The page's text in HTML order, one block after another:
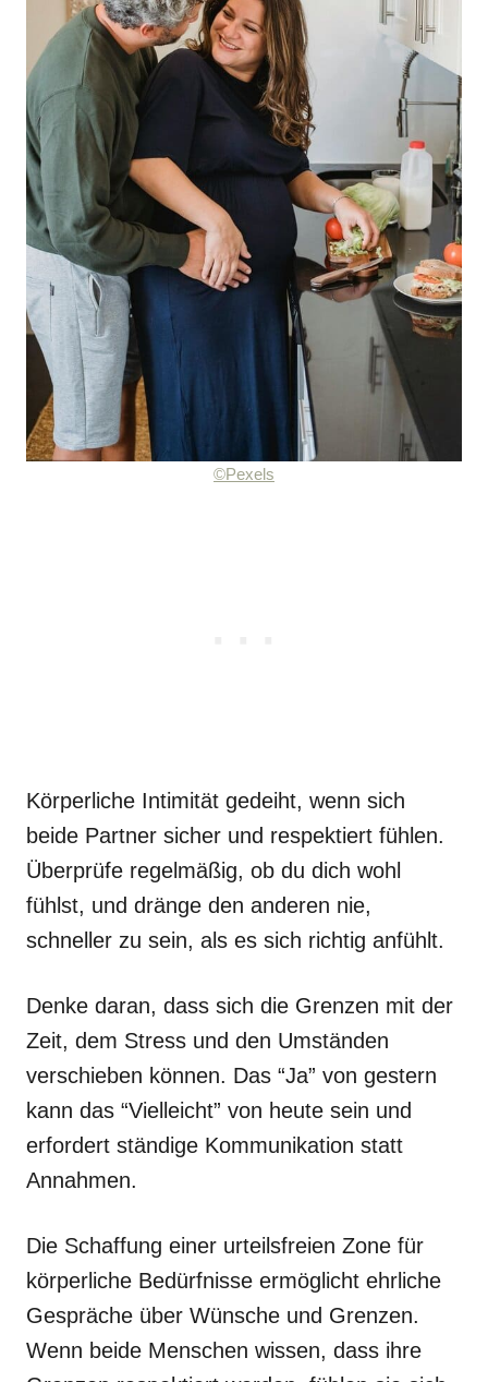
©Pexels
Körperliche Intimität gedeiht, wenn sich
beide Partner sicher und respektiert fühlen.
Überprüfe regelmäßig, ob du dich wohl
fühlst, und dränge den anderen nie,
schneller zu sein, als es sich richtig anfühlt.
Denke daran, dass sich die Grenzen mit der
Zeit, dem Stress und den Umständen
verschieben können. Das “Ja” von gestern
kann das “Vielleicht” von heute sein und
erfordert ständige Kommunikation statt
Annahmen.
Die Schaffung einer urteilsfreien Zone für
körperliche Bedürfnisse ermöglicht ehrliche
Gespräche über Wünsche und Grenzen.
Wenn beide Menschen wissen, dass ihre